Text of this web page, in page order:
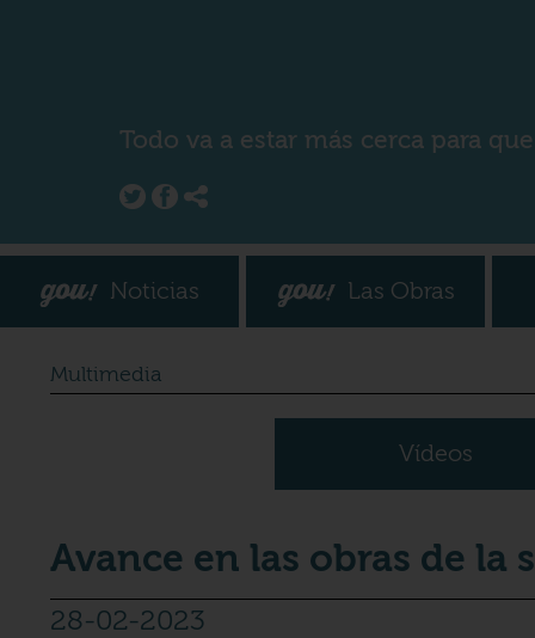
Todo va a estar más cerca para
Noticias Las Obras
Multimedia
Vídeos
Avance en las obras de la
28-02-2023